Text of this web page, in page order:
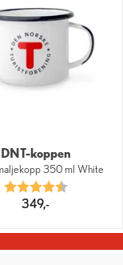
DNT-koppen
350 ml White
Karakter:
4.3 av 5
349,-